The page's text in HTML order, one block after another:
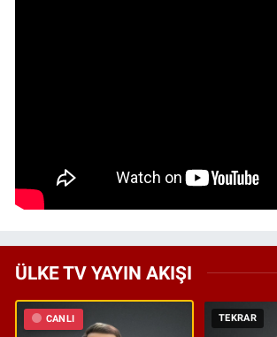
ÜLKE TV YAYIN AKIŞI
CANLI TEKRAR